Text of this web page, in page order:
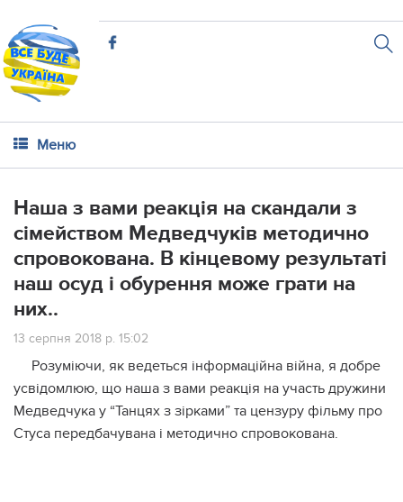
Меню
Наша з вами реакція на скандали з
сімейством Медведчуків методично
спровокована. В кінцевому результаті
наш осуд і обурення може грати на
них..
13 серпня 2018 р. 15:02
Розуміючи, як ведеться інформаційна війна, я добре
усвідомлюю, що наша з вами реакція на участь дружини
Медведчука у “Танцях з зірками” та цензуру фільму про
Стуса передбачувана і методично спровокована.